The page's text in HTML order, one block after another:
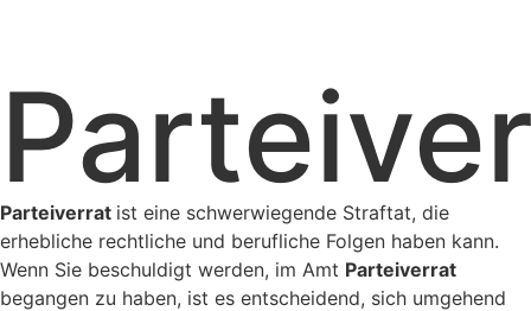
Parteiverrat ist eine schwerwiegende Straftat, die
erhebliche rechtliche und berufliche Folgen haben kann.
Wenn Sie beschuldigt werden, im Amt Parteiverrat
begangen zu haben, ist es entscheidend, sich umgehend